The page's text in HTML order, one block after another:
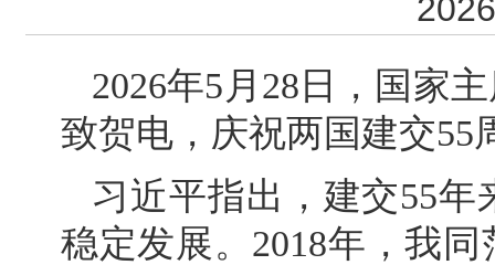
2026年5月28日，国家
致贺电，庆祝两国建交55
习近平指出，建交55
稳定发展。2018年，我